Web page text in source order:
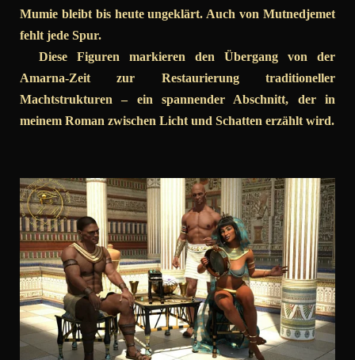
Mumie bleibt bis heute ungeklärt. Auch von Mutnedjemet
fehlt jede Spur.
Diese Figuren markieren den Übergang von der
Amarna-Zeit zur Restaurierung traditioneller
Machtstrukturen – ein spannender Abschnitt, der in
meinem Roman zwischen Licht und Schatten erzählt wird.